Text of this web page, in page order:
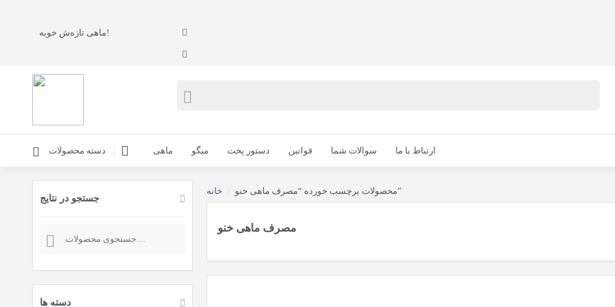
ماهی تازه‌ش خوبه!
دسته محصولات ماهی میگو دستور پخت قوانین سوالات شما ارتباط با ما
جستجو در نتایج
جستجو
دسته ها
خانه / محصولات برچسب خورده “مصرف ماهی خنو”
مصرف ماهی خنو